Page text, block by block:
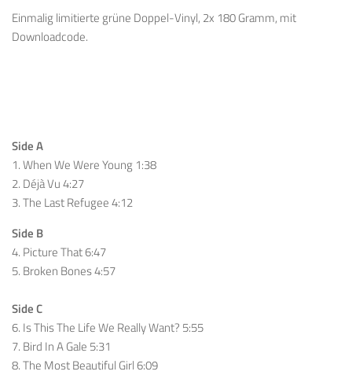
Einmalig limitierte grüne Doppel-Vinyl, 2x 180 Gramm, mit
Downloadcode.
Side A
1. When We Were Young 1:38
2. Déjà Vu 4:27
3. The Last Refugee 4:12
Side B
4. Picture That 6:47
5. Broken Bones 4:57
Side C
6. Is This The Life We Really Want? 5:55
7. Bird In A Gale 5:31
8. The Most Beautiful Girl 6:09